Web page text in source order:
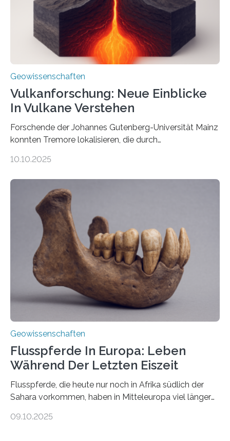
wahrzunehmen. Dadurch konnten sie sich verorten und
über den Ozean navigieren. Vor einigen Jahren…
Geowissenschaften
Vulkanforschung: Neue Einblicke
In Vulkane Verstehen
Forschende der Johannes Gutenberg-Universität Mainz
konnten Tremore lokalisieren, die durch
Vulkan? Was passiert in der Erde darunter? Wo
erzeugt durch Magma oder Gase, die sich durch
Schlote einen Weg nach oben bahnen? Jun.-Prof. Dr.
Miriam Christina Reiss, Vulkanseismologin an der
Johannes Gutenberg-Universität Mainz (JGU), und ihr
Team haben am Vulkan Oldoinyo Lengai in Tansania
solche Tremore lokalisiert. „Wir konnten die Tremore
nicht nur nachweisen, sondern ihren Ort in…
10.10.2025
Geowissenschaften
Flusspferde In Europa: Leben
Während Der Letzten Eiszeit
Flusspferde, die heute nur noch in Afrika südlich der
Sahara vorkommen, haben in Mitteleuropa viel länger
Knochenfunden zeigen, dass Flusspferde noch vor
09.10.2025